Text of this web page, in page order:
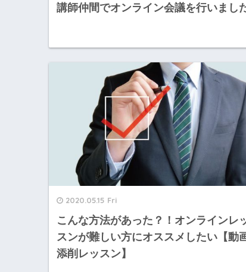
講師仲間でオンライン会議を行いまし
2020.05.15 Fri
こんな方法があった？！オンラインレ
スンが難しい方にオススメしたい【動
添削レッスン】